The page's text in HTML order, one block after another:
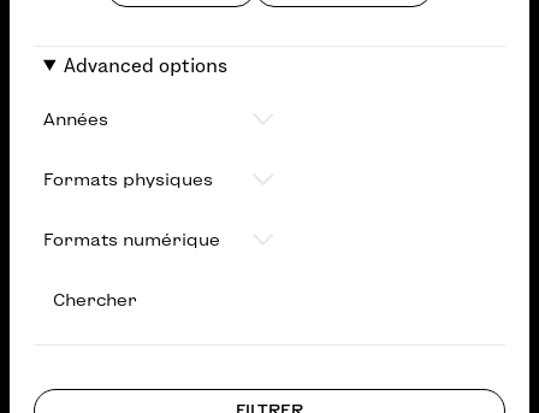
Advanced options